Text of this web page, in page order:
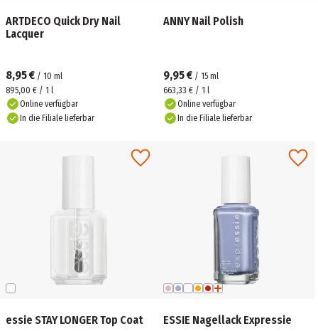
ARTDECO Quick Dry Nail
Lacquer
8,95 € / 10 ml
895,00 € / 1 l
Online verfügbar
In die Filiale lieferbar
ANNY Nail Polish
9,95 € / 15 ml
663,33 € / 1 l
Online verfügbar
In die Filiale lieferbar
essie STAY LONGER Top Coat ESSIE Nagellack Expressie